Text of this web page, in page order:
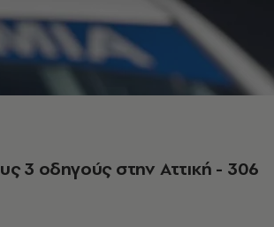
3 οδηγούς στην Αττική - 306